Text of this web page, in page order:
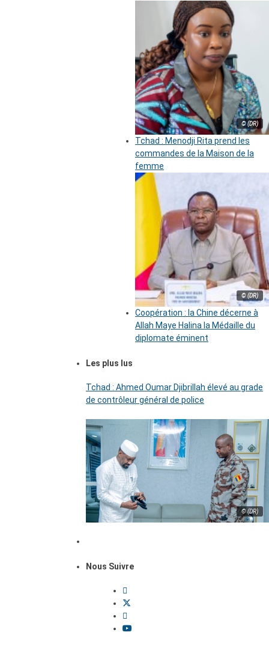
© (DR)
Tchad : Menodji Rita prend les
commandes de la Maison de la
femme
© (DR)
Coopération : la Chine décerne à
Allah Maye Halina la Médaille du
diplomate éminent
Les plus lus
Tchad : Ahmed Oumar Djibrillah élevé au grade
de contrôleur général de police
© (DR)
Nous Suivre